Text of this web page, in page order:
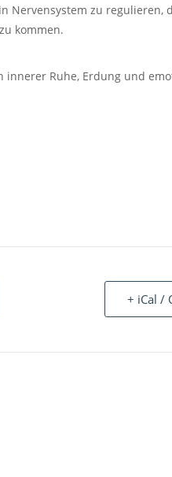
Nervensystem zu regulieren,
kommen.
Ruhe, Erdung und
+ iCal /